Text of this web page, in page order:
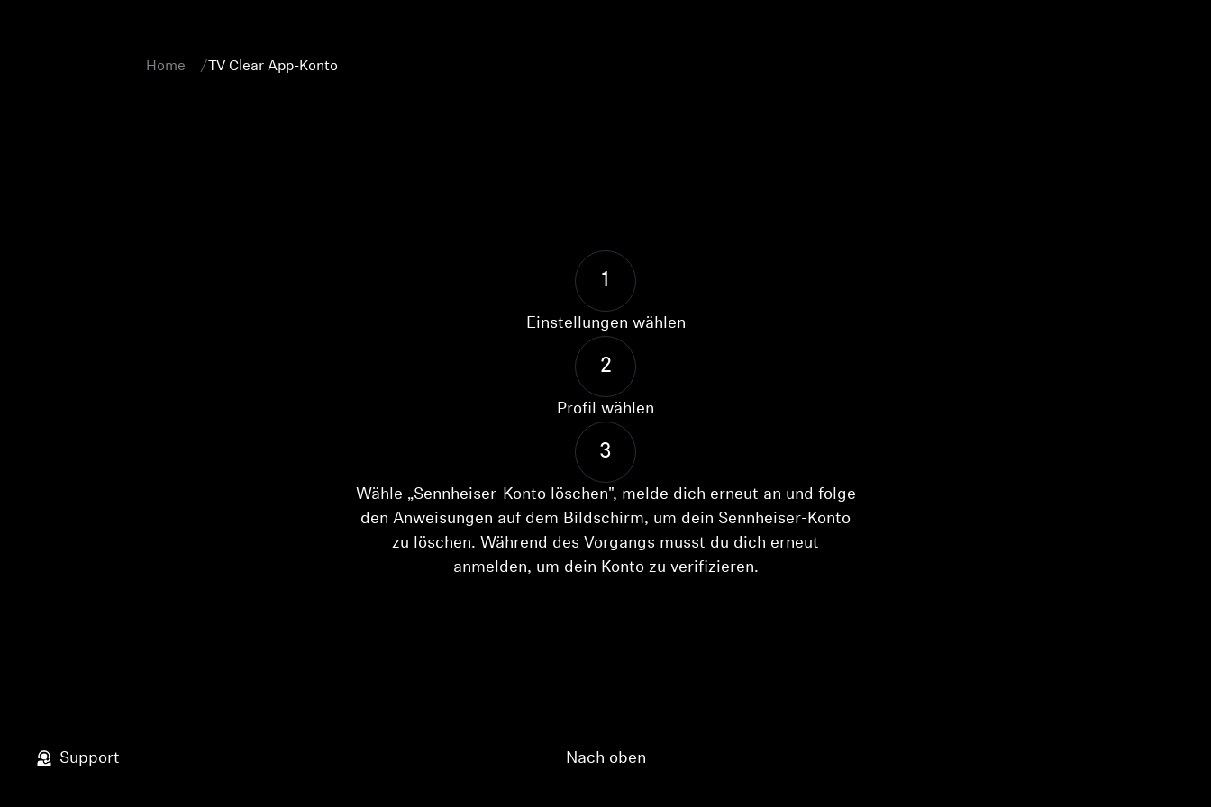
Home TV Clear App-Konto
1
Einstellungen wählen
2
Profil wählen
3
Wähle „Sennheiser-Konto löschen", melde dich erneut an und folge
den Anweisungen auf dem Bildschirm, um dein Sennheiser-Konto
zu löschen. Während des Vorgangs musst du dich erneut
anmelden, um dein Konto zu verifizieren.
Support Nach oben
Anmeldung erforderlich